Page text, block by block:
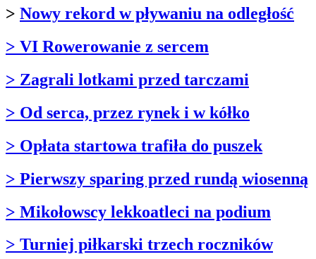
> Nowy rekord w pływaniu na odległość
> VI Rowerowanie z sercem
> Zagrali lotkami przed tarczami
> Od serca, przez rynek i w kółko
> Opłata startowa trafiła do puszek
> Pierwszy sparing przed rundą wiosenną
> Mikołowscy lekkoatleci na podium
> Turniej piłkarski trzech roczników